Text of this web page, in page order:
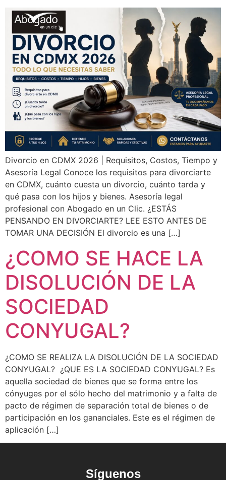
Divorcio en CDMX 2026 | Requisitos, Costos, Tiempo y
Asesoría Legal Conoce los requisitos para divorciarte
en CDMX, cuánto cuesta un divorcio, cuánto tarda y
qué pasa con los hijos y bienes. Asesoría legal
profesional con Abogado en un Clic. ¿ESTÁS
PENSANDO EN DIVORCIARTE? LEE ESTO ANTES DE
TOMAR UNA DECISIÓN El divorcio es una […]
¿COMO SE HACE LA
DISOLUCIÓN DE LA
SOCIEDAD
CONYUGAL?
¿COMO SE REALIZA LA DISOLUCIÓN DE LA SOCIEDAD
CONYUGAL? ¿QUE ES LA SOCIEDAD CONYUGAL? Es
aquella sociedad de bienes que se forma entre los
cónyuges por el sólo hecho del matrimonio y a falta de
pacto de régimen de separación total de bienes o de
participación en los gananciales. Este es el régimen de
aplicación […]
Síguenos